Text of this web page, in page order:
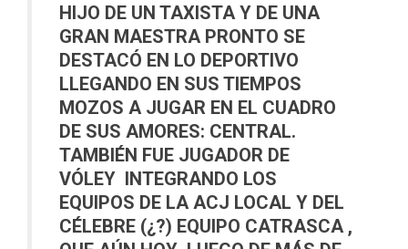
HIJO DE UN TAXISTA Y DE UNA
GRAN MAESTRA PRONTO SE
DESTACÓ EN LO DEPORTIVO
LLEGANDO EN SUS TIEMPOS
MOZOS A JUGAR EN EL CUADRO
DE SUS AMORES: CENTRAL.
TAMBIÉN FUE JUGADOR DE
VÓLEY INTEGRANDO LOS
EQUIPOS DE LA ACJ LOCAL Y DEL
CÉLEBRE (¿?) EQUIPO CATRASCA ,